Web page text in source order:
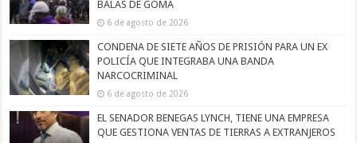
BALAS DE GOMA
6 de agosto de 2026
CONDENA DE SIETE AÑOS DE PRISIÓN PARA UN EX
POLICÍA QUE INTEGRABA UNA BANDA
NARCOCRIMINAL
6 de agosto de 2026
EL SENADOR BENEGAS LYNCH, TIENE UNA EMPRESA
QUE GESTIONA VENTAS DE TIERRAS A EXTRANJEROS